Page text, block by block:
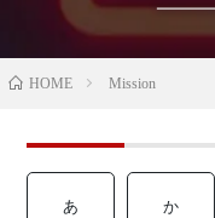
HOME Mission
あ か